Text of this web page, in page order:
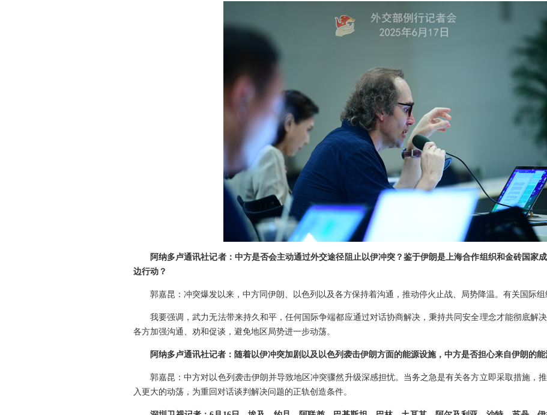
阿纳多卢通讯社记者：中方是否会主动通过外交途径阻止以伊冲突？鉴于伊朗是上海合作组织和金砖国家
边行动？
郭嘉昆：冲突爆发以来，中方同伊朗、以色列以及各方保持着沟通，推动停火止战、局势降温。有关国际组
我要强调，武力无法带来持久和平，任何国际争端都应通过对话协商解决，秉持共同安全理念才能彻底解
各方加强沟通、劝和促谈，避免地区局势进一步动荡。
阿纳多卢通讯社记者：随着以伊冲突加剧以及以色列袭击伊朗方面的能源设施，中方是否担心来自伊朗的能
郭嘉昆：中方对以色列袭击伊朗并导致地区冲突骤然升级深感担忧。当务之急是有关各方立即采取措施，
入更大的动荡，为重回对话谈判解决问题的正轨创造条件。